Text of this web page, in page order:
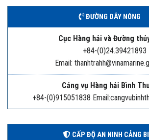
ĐƯỜNG DÂY NÓNG
Cục Hàng hải và Đường
+84-(0)24.39421893
Email:
Cảng vụ Hàng hải Bình
+84-(0)915051838
CẤP ĐỘ AN NINH CẢNG